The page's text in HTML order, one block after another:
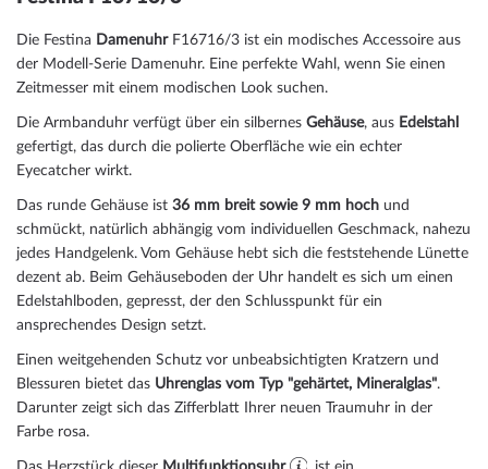
Die Festina DamenuhrF16716/3 ist ein modisches Accessoire aus
der Modell-Serie Damenuhr. Eine perfekte Wahl, wenn Sie einen
Zeitmesser mit einem modischen Look suchen.
Die Armbanduhr verfügt über ein silbernes Gehäuse, aus Edelstahl
gefertigt, das durch die polierte Oberfläche wie ein echter
Eyecatcher wirkt.
Das runde Gehäuse ist 36 mm breit sowie 9 mm hoch und
schmückt, natürlich abhängig vom individuellen Geschmack, nahezu
jedes Handgelenk. Vom Gehäuse hebt sich die feststehende Lünette
dezent ab. Beim Gehäuseboden der Uhr handelt es sich um einen
Edelstahlboden, gepresst, der den Schlusspunkt für ein
ansprechendes Design setzt.
Einen weitgehenden Schutz vor unbeabsichtigten Kratzern und
Blessuren bietet das Uhrenglas vom Typ "gehärtet, Mineralglas".
Darunter zeigt sich das Zifferblatt Ihrer neuen Traumuhr in der
Farbe rosa.